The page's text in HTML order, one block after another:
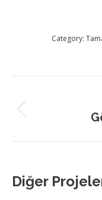
Category:
Diğer